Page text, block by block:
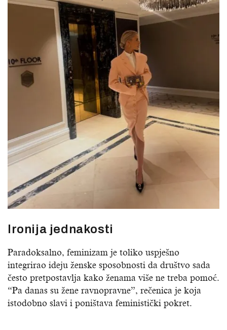
Ironija jednakosti
Paradoksalno, feminizam je toliko uspješno
integrirao ideju ženske sposobnosti da društvo sada
često pretpostavlja kako ženama više ne treba pomoć.
“Pa danas su žene ravnopravne”, rečenica je koja
istodobno slavi i poništava feministički pokret.